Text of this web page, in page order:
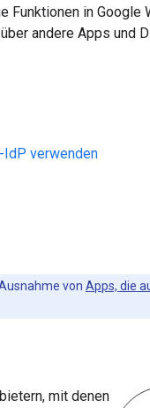
Funktionen in Google
andere Apps und
IdP verwenden
von Apps, die
mit denen